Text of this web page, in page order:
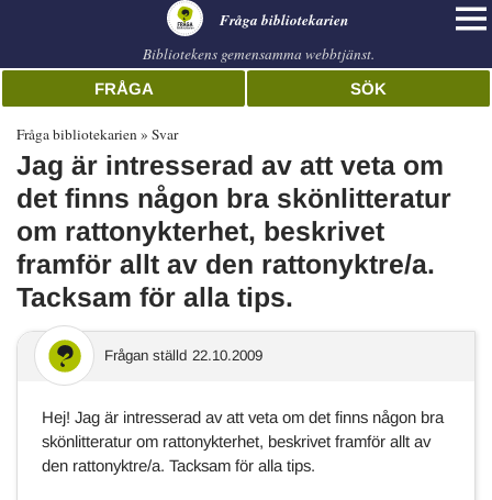
Fråga bibliotekarien
Bibliotekens gemensamma webbtjänst.
FRÅGA SÖK
Fråga bibliotekarien Svar
Jag är intresserad av att veta om
det finns någon bra skönlitteratur
om rattonykterhet, beskrivet
framför allt av den rattonyktre/a.
Tacksam för alla tips.
Frågan ställd 22.10.2009
Hej! Jag är intresserad av att veta om det finns någon bra
skönlitteratur om rattonykterhet, beskrivet framför allt av
den rattonyktre/a. Tacksam för alla tips.